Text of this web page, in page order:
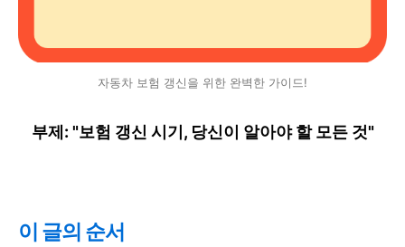
자동차 보험 갱신을 위한 완벽한 가이드!
부제: "보험 갱신 시기, 당신이 알아야 할 모든 것"
이 글의 순서